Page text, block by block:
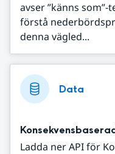
avser ”känns
förstå
denna vägled...
Data
Ladda ner API för